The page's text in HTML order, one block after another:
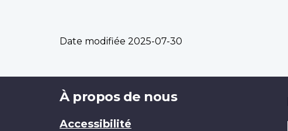
Date modifiée 2025-07-30
Brand
À propos de nous
Accessibilité